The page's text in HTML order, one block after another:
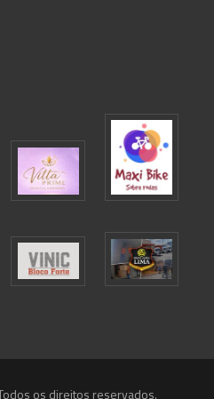
os direitos reservados.